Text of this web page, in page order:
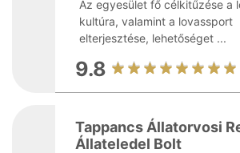
Az egyesület fő célkitűzése a
kultúra, valamint a lovassport
elterjesztése, lehetőséget ...
9.8
Tappancs Állatorvosi
Állateledel Bolt